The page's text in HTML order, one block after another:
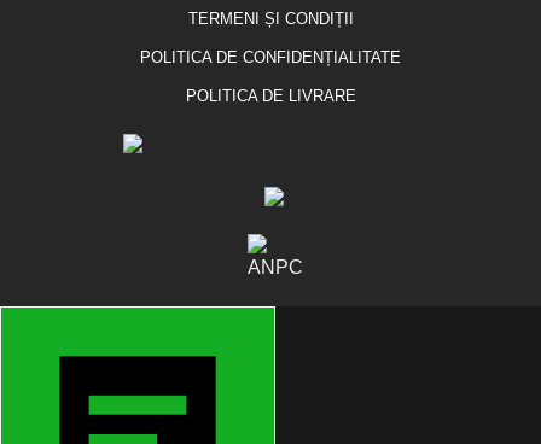
TERMENI ȘI CONDIȚII
POLITICA DE CONFIDENȚIALITATE
POLITICA DE LIVRARE